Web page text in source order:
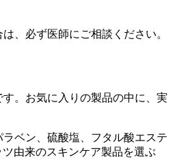
、必ず医師にご相談ください。
。お気に入りの製品の中に、実
ベン、硫酸塩、フタル酸エステ
由来のスキンケア製品を選ぶ